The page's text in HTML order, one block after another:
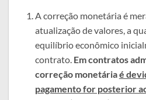
A correção monetária é
atualização de valores, a
equilíbrio econômico
contrato. Em contratos
correção monetáriaé
pagamento for posterior